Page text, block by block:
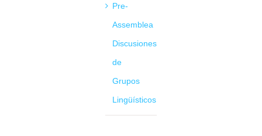
Pre-
Assemblea
Discusiones
de
Grupos
Lingüísticos